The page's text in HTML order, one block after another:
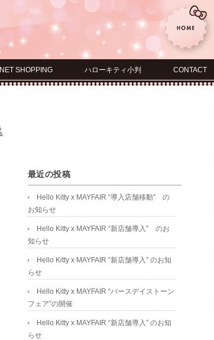
NET SHOPPING ハローキティ小判 CONTACT
最近の投稿
Hello Kitty x MAYFAIR “導入店舗移動” の
お知らせ
Hello Kitty x MAYFAIR “新店舗導入” のお
知らせ
Hello Kitty x MAYFAIR “新店舗導入” のお知
らせ
Hello Kitty x MAYFAIR “バースデイストーン
フェア”の開催
Hello Kitty x MAYFAIR “新店舗導入” のお知
らせ